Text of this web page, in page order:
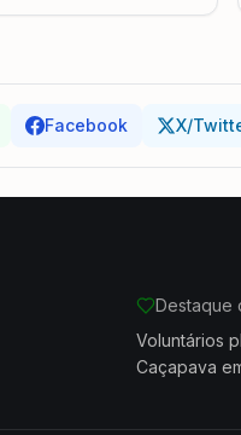
Facebook X/
Destaque
Voluntários
Caçapava